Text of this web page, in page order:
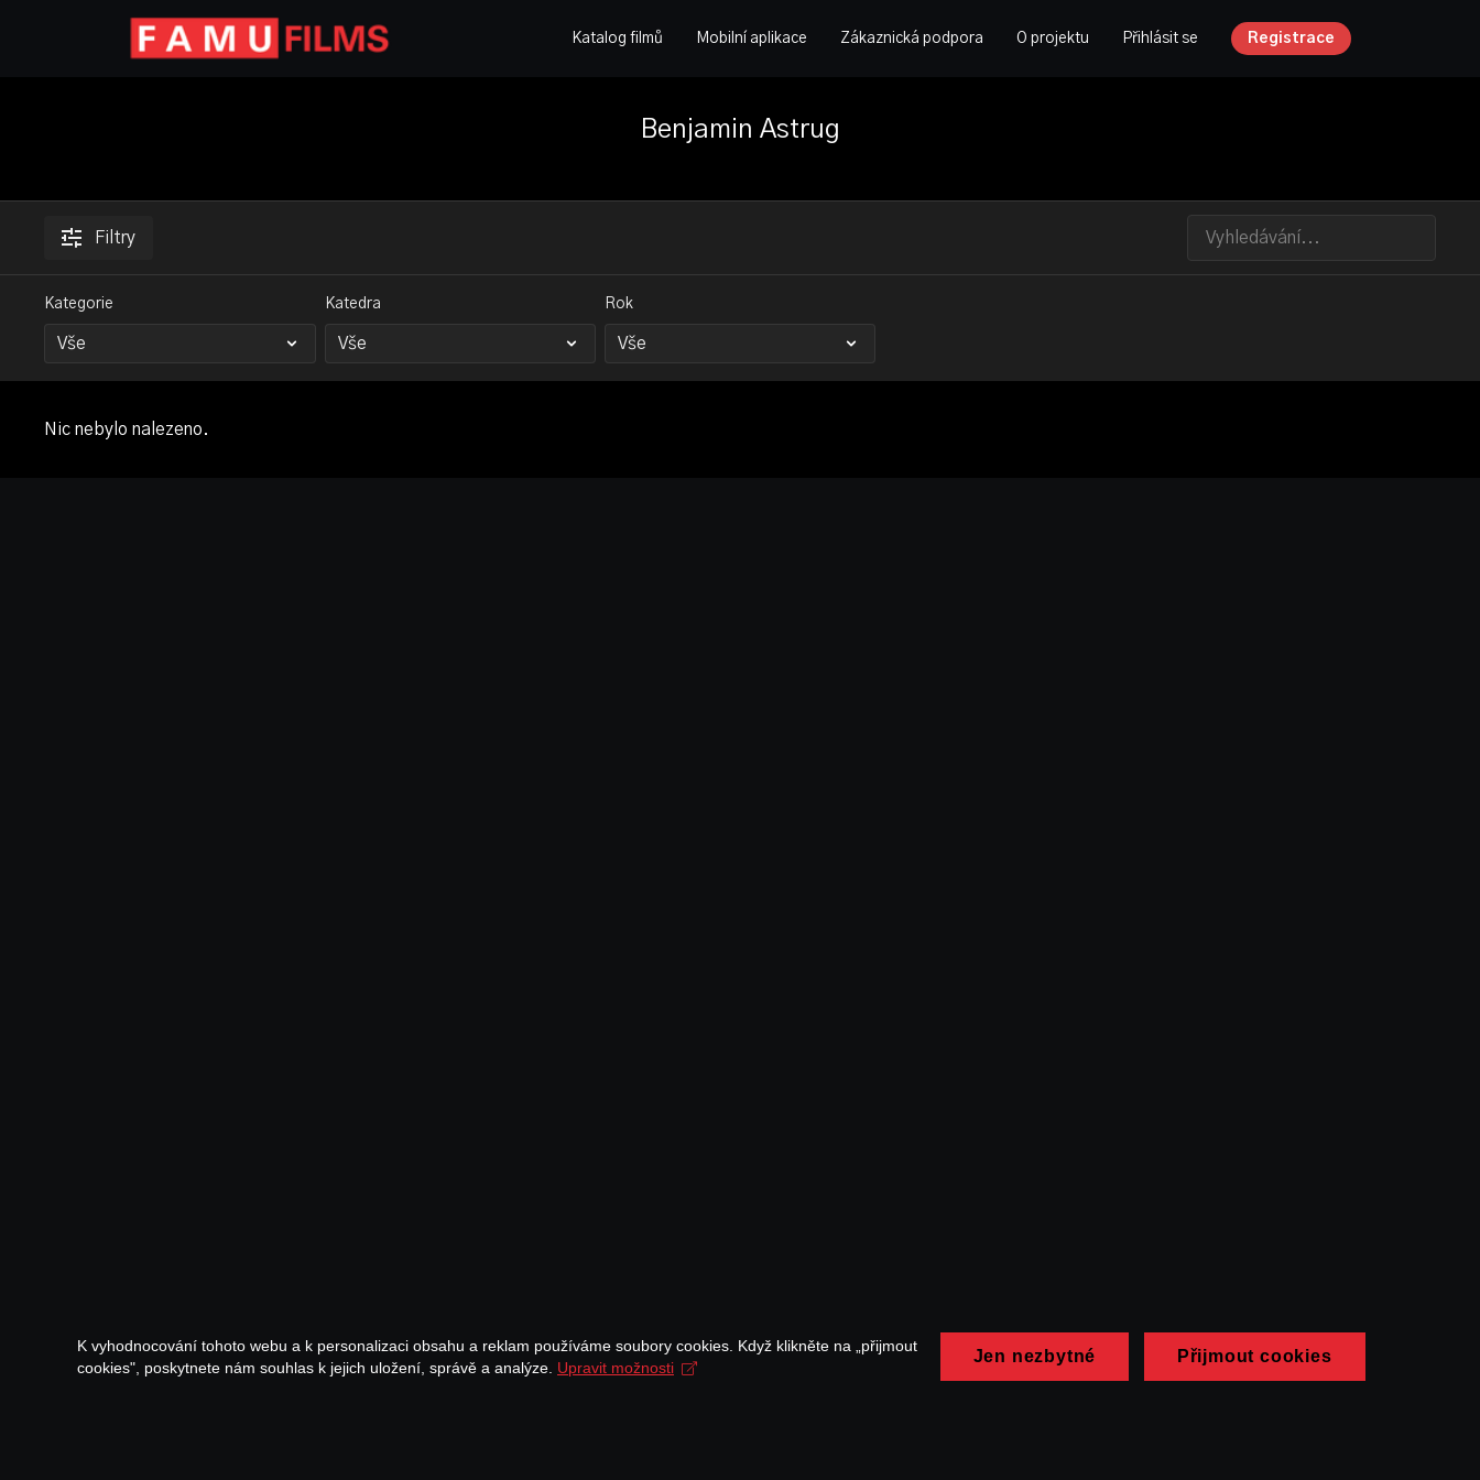
Katalog filmů Mobilní aplikace Zákaznická podpora O projektu Přihlásit se Registrace
Benjamin Astrug
Filtry
Kategorie Katedra Rok
Nic nebylo nalezeno.
K vyhodnocování tohoto webu a k personalizaci obsahu a reklam používáme soubory cookies. Když klikněte na „přijmout
cookies", poskytnete nám souhlas k jejich uložení, správě a analýze. Upravit možnosti
Jen nezbytné Přijmout cookies